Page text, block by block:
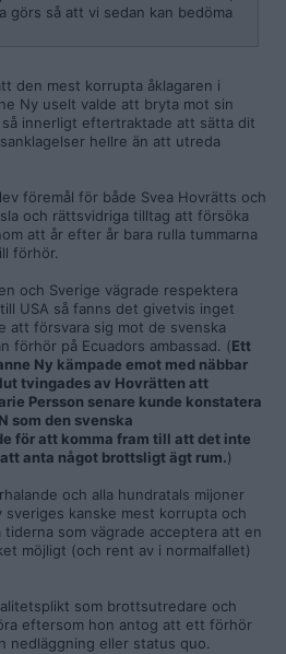
görs så att vi sedan kan bedöma
den mest korrupta åklagaren i
Ny uselt valde att bryta mot sin
innerligt eftertraktade att sätta dit
hellre än att utreda
föremål för både Svea Hovrätts och
och rättsvidriga tilltag att försöka
att år efter år bara rulla tummarna
förhör.
och Sverige vägrade respektera
USA så fanns det givetvis inget
att försvara sig mot de svenska
förhör på Ecuadors ambassad. (Ett
Ny kämpade emot med näbbar
tvingades av Hovrätten att
Persson senare kunde konstatera
som den svenska
för att komma fram till att det inte
anta något brottsligt ägt rum.)
och alla hundratals mijoner
kanske mest korrupta och
tiderna som vägrade acceptera att en
möjligt (och rent av i normalfallet)
som brottsutredare och
eftersom hon antog att ett förhör
nedläggning eller status quo.